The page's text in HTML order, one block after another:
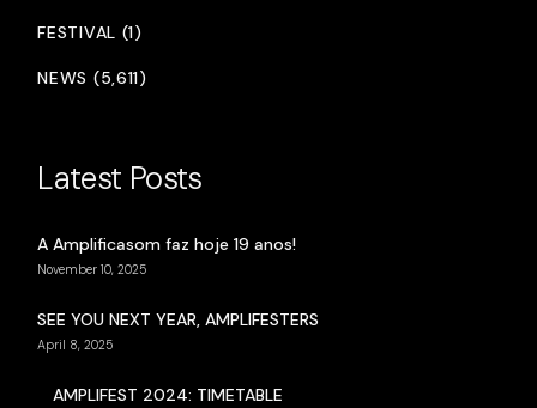
FESTIVAL (1)
NEWS (5,611)
Latest Posts
A Amplificasom faz hoje 19 anos!
November 10, 2025
SEE YOU NEXT YEAR, AMPLIFESTERS
April 8, 2025
AMPLIFEST 2024: TIMETABLE